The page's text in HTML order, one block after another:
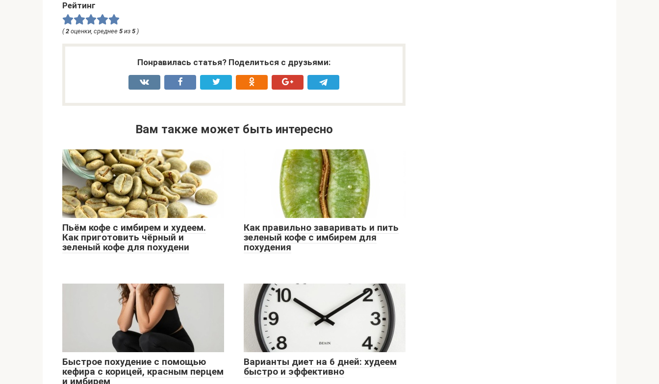
Рейтинг
(2 оценки, среднее 5 из 5 )
Понравилась статья? Поделиться с друзьями:
Вам также может быть интересно
Пьём кофе с имбирем и худеем.
Как приготовить чёрный и
зеленый кофе для похудени
Как правильно заваривать и пить
зеленый кофе с имбирем для
похудения
Быстрое похудение с помощью
кефира с корицей, красным перцем
и имбирем
Варианты диет на 6 дней: худеем
быстро и эффективно